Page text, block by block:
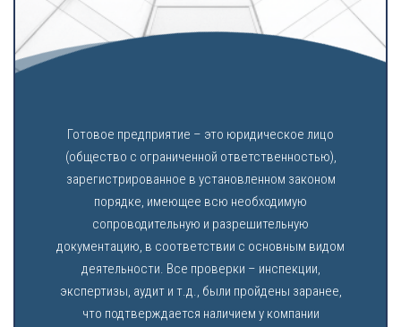
Готовое предприятие – это юридическое лицо
(общество с ограниченной ответственностью),
зарегистрированное в установленном законом
порядке, имеющее всю необходимую
сопроводительную и разрешительную
документацию, в соответствии с основным видом
деятельности. Все проверки – инспекции,
экспертизы, аудит и т.д., были пройдены заранее,
что подтверждается наличием у компании